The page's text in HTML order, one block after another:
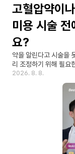
고혈압약이
미용 시술
요?
약을 알린다고 시술을
리 조정하기 위해 필요
2026. 8. 8.